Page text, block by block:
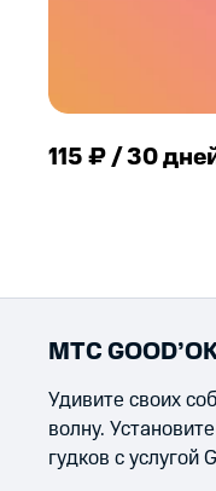
115 ₽ / 30
МТС
Удивите своих
волну.
гудков с услугой